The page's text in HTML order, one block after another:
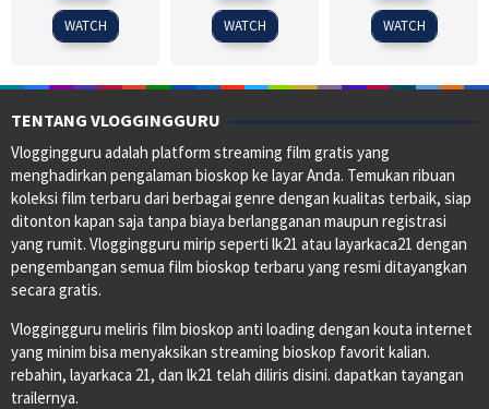
2014
WATCH
2012
WATCH
2008
WATCH
TENTANG VLOGGINGGURU
Vloggingguru adalah platform streaming film gratis yang
menghadirkan pengalaman bioskop ke layar Anda. Temukan ribuan
koleksi film terbaru dari berbagai genre dengan kualitas terbaik, siap
ditonton kapan saja tanpa biaya berlangganan maupun registrasi
yang rumit. Vloggingguru mirip seperti lk21 atau layarkaca21 dengan
pengembangan semua film bioskop terbaru yang resmi ditayangkan
secara gratis.
Vloggingguru meliris film bioskop anti loading dengan kouta internet
yang minim bisa menyaksikan streaming bioskop favorit kalian.
rebahin, layarkaca 21, dan lk21 telah diliris disini. dapatkan tayangan
trailernya.